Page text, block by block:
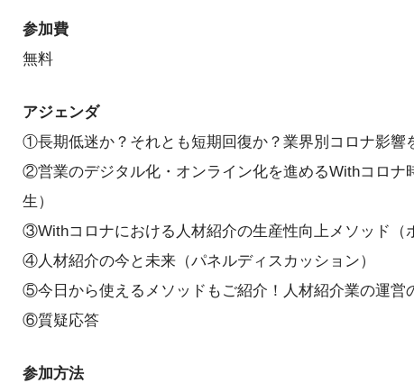
参加費
無料
アジェンダ
①長期低迷か？それとも短期回復か？業界別コロナ影響
②営業のデジタル化・オンライン化を進めるWithコロ
生）
③Withコロナにおける人材紹介の生産性向上メソッド（
④人材紹介の今と未来（パネルディスカッション）
⑤今日から使えるメソッドもご紹介！人材紹介業の運営
⑥質疑応答
参加方法